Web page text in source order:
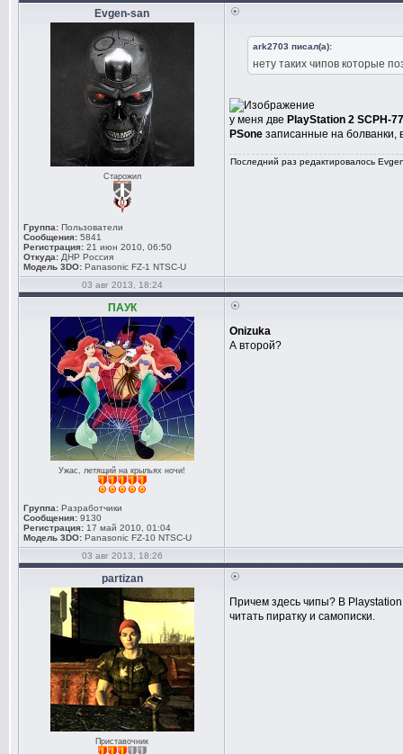
Evgen-san
Старожил
Группа: Пользователи
Сообщения: 5841
Регистрация: 21 июн 2010, 06:50
Откуда: ДНР Россия
Модель 3DO: Panasonic FZ-1 NTSC-U
ark2703 писал(а):
нету таких чипов которые
у меня две PlayStation 2 SCPH-
PSone записанные на болванки,
Последний раз редактировалось
03 авг 2013, 18:24
ПАУК
Ужас, летящий на крыльях ночи!
Группа: Разработчики
Сообщения: 9130
Регистрация: 17 май 2010, 01:04
Модель 3DO: Panasonic FZ-10 NTSC-U
Onizuka
А второй?
03 авг 2013, 18:26
partizan
Приставочник
Причем здесь чипы? В
читать пиратку и самописки.